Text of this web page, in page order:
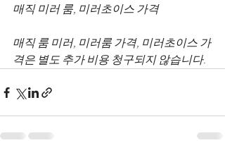
매직 미러 룸, 미러초이스 가격
매직 룸 미러, 미러룸 가격, 미러초이스 가
격은 별도 추가 비용 청구되지 않습니다.